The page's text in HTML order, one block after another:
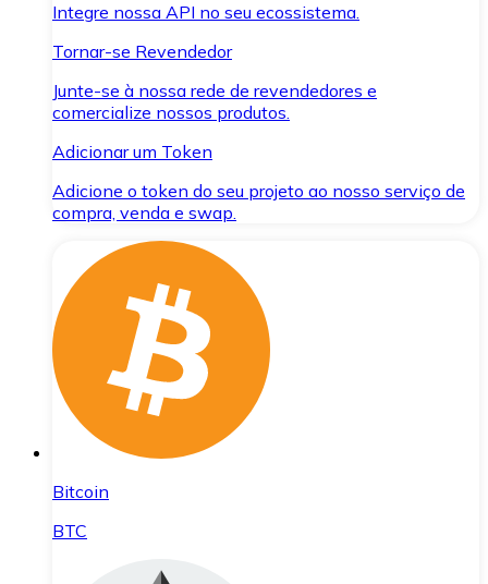
Integre nossa API no seu ecossistema.
Tornar-se Revendedor
Junte-se à nossa rede de revendedores e
comercialize nossos produtos.
Adicionar um Token
Adicione o token do seu projeto ao nosso serviço de
compra, venda e swap.
Bitcoin
BTC